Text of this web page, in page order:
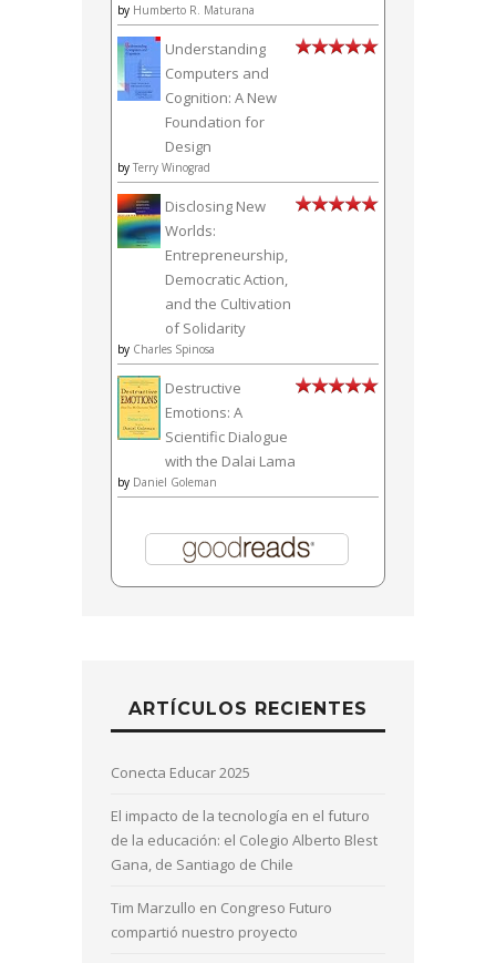
by Humberto R. Maturana
Understanding
Computers and
Cognition: A New
Foundation for
Design
by Terry Winograd
Disclosing New
Worlds:
Entrepreneurship,
Democratic Action,
and the Cultivation
of Solidarity
by Charles Spinosa
Destructive
Emotions: A
Scientific Dialogue
with the Dalai Lama
by Daniel Goleman
ARTÍCULOS RECIENTES
Conecta Educar 2025
El impacto de la tecnología en el futuro
de la educación: el Colegio Alberto Blest
Gana, de Santiago de Chile
Tim Marzullo en Congreso Futuro
compartió nuestro proyecto